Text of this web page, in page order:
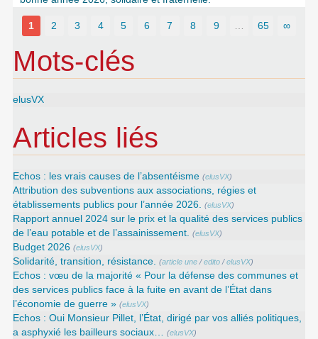
1 2 3 4 5 6 7 8 9 65 ∞
Mots-clés
elusVX
Articles liés
Echos : les vrais causes de l’absentéisme (elusVX)
Attribution des subventions aux associations, régies et
établissements publics pour l’année 2026. (elusVX)
Rapport annuel 2024 sur le prix et la qualité des services publics
de l’eau potable et de l’assainissement. (elusVX)
Budget 2026 (elusVX)
Solidarité, transition, résistance. (article une /edito /elusVX)
Echos : vœu de la majorité « Pour la défense des communes et
des services publics face à la fuite en avant de l’État dans
l’économie de guerre » (elusVX)
Echos : Oui Monsieur Pillet, l’État, dirigé par vos alliés politiques,
a asphyxié les bailleurs sociaux… (elusVX)